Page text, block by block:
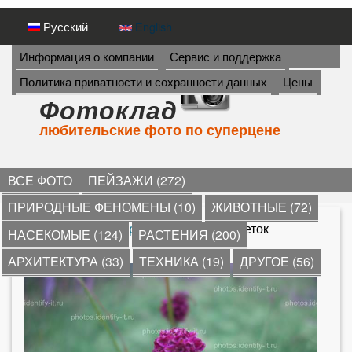
Перейти
к
основному
содержанию
Русский English
И
Н
Ф
О
И
Я
Информация о компании
Сервис и поддержка
Политика приватности и сохранности данных
Цены
Фотоклад
любительские фото по суперцене
ВСЕ ФОТО
ПЕЙЗАЖИ (272)
ПРИРОДНЫЕ ФЕНОМЕНЫ (10)
ЖИВОТНЫЕ (72)
НАСЕКОМЫЕ (124)
РАСТЕНИЯ (200)
АРХИТЕКТУРА (33)
ТЕХНИКА (19) ДРУГОЕ (56)
В
ы
з
->*»сиренево-красный цветок» Цветок
кровохлёбки